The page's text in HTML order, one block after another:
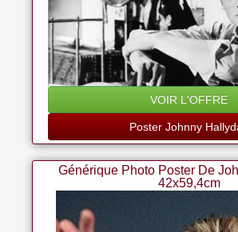
VOIR L'OFFRE
Poster Johnny
Générique Photo Poster De
42x59,4cm